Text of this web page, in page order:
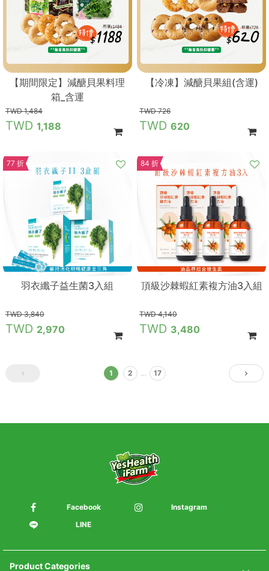
【期間限定】減醣貝果料理
箱_含運
1,484
1,188
【冷凍】減醣貝果組(含運)
726
620
77 折
羽衣纖子益生菌3入組
3,840
2,970
84 折
頂級沙棘蝦紅素複方油3入組
4,140
3,480
1 2 … 17
Facebook
Instagram
LINE
Product Categories